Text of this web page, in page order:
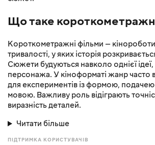
Що таке
Короткометражні фільми —
тривалості, у яких історія
Сюжети будуються навколо однієї ідеї,
персонажа. У кіноформаті жанр часто
для експериментів із формою, подачею
мовою. Важливу роль відіграють
виразність деталей.
Читати більше
ПІДТРИМКА КОРИСТУВАЧІВ